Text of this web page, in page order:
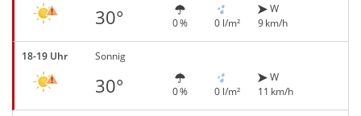
30° 0 % 0 l/m²
W
9 km/h
18-19 Uhr Sonnig
30° 0 % 0 l/m²
W
11 km/h